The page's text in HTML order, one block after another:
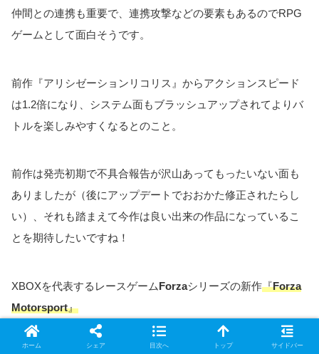
仲間との連携も重要で、連携攻撃などの要素もあるのでRPG
ゲームとして面白そうです。
前作『アリシゼーションリコリス』からアクションスピード
は1.2倍になり、システム面もブラッシュアップされてよりバ
トルを楽しみやすくなるとのこと。
前作は発売初期で不具合報告が沢山あってもったいない面も
ありましたが（後にアップデートでおおかた修正されたらし
い）、それも踏まえて今作は良い出来の作品になっているこ
とを期待したいですね！
XBOXを代表するレースゲームForzaシリーズの新作『Forza
Motorsport』
スピンオフである『ホライゾン』シリーズを除くと『
Forza
Motorsport7
』から約6年ぶりとのこと。
ホーム シェア 目次へ トップ サイドバー